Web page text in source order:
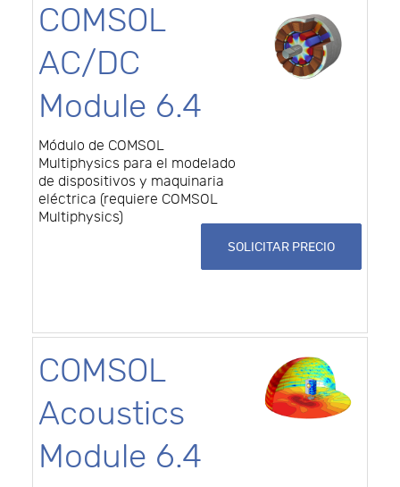
COMSOL
AC/DC
Module 6.4
Módulo de COMSOL
Multiphysics para el modelado
de dispositivos y maquinaria
eléctrica (requiere COMSOL
Multiphysics)
SOLICITAR PRECIO
COMSOL
Acoustics
Module 6.4